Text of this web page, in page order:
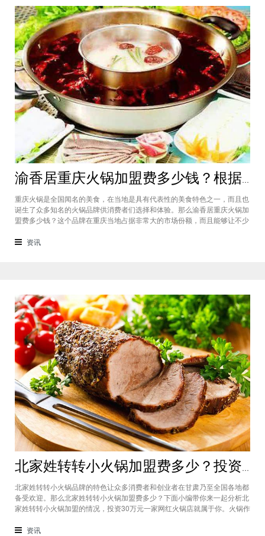
渝香居重庆火锅加盟费多少钱？根据所在城市进行规划非常合适创业
重庆火锅是全国闻名的美食，在当地是具有代表性的美食特色之一，而且也
诞生了众多知名的火锅品牌供消费者们选择和体验。那么渝香居重庆火锅加
盟费多少钱？这个品牌在重庆当地占据非常大的市场份额，而且能够让不少
者所在城市进行制定和规划的，渝香居重庆火锅加盟成为了大家心中非常合
资讯
北家姓转转小火锅加盟费多少？投资30万一家网红火锅店就属于你
北家姓转转小火锅品牌的特色让众多消费者和创业者在甘肃乃至全国各地都
备受欢迎。那么北家姓转转小火锅加盟费多少？下面小编带你来一起分析北
家姓转转小火锅加盟的情况，投资30万元一家网红火锅店就属于你。火锅作
态存在着。北家姓转转小火锅凭借自己的产品和装修在美食市场当中受到越
资讯